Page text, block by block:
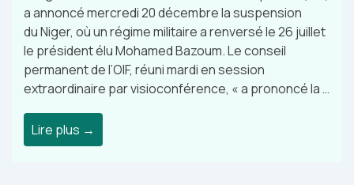
a annoncé mercredi 20 décembre la suspension
du Niger, où un régime militaire a renversé le 26 juillet
le président élu Mohamed Bazoum. Le conseil
permanent de l’OIF, réuni mardi en session
extraordinaire par visioconférence, « a prononcé la …
Lire plus →